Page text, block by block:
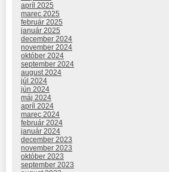
apríl 2025
marec 2025
február 2025
január 2025
december 2024
november 2024
október 2024
september 2024
august 2024
júl 2024
jún 2024
máj 2024
apríl 2024
marec 2024
február 2024
január 2024
december 2023
november 2023
október 2023
september 2023